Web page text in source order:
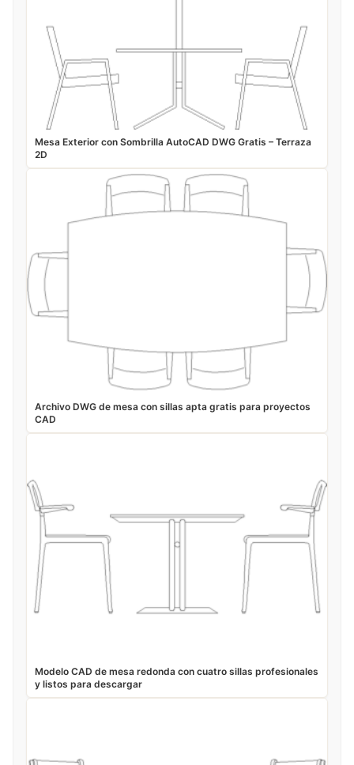
Mesa Exterior con Sombrilla AutoCAD DWG Gratis – Terraza
2D
Archivo DWG de mesa con sillas apta gratis para proyectos
CAD
Modelo CAD de mesa redonda con cuatro sillas profesionales
y listos para descargar